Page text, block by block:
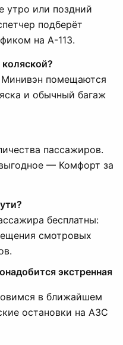
утро или поздний
подберёт
на А-113.
помещаются
и обычный багаж
пассажиров.
— Комфорт за
бесплатны:
смотровых
экстренная
в ближайшем
остановки на АЗС